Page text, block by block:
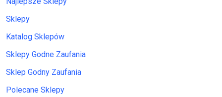
Sklepy
Katalog Sklepów
Sklepy Godne Zaufania
Sklep Godny Zaufania
Polecane Sklepy